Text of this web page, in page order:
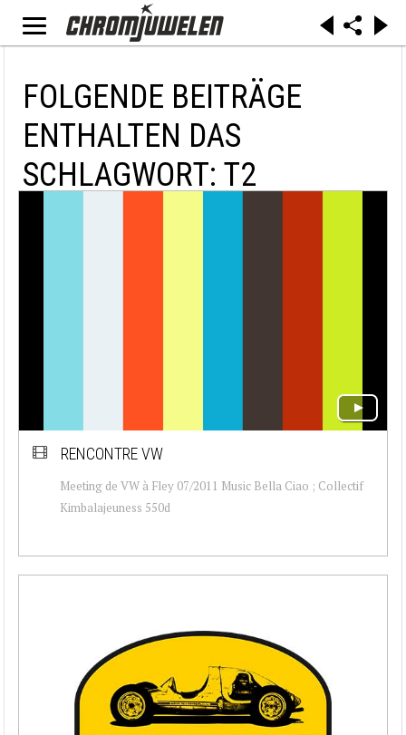
FOLGENDE BEITRÄGE
ENTHALTEN DAS
SCHLAGWORT: T2
RENCONTRE VW
Meeting de VW à Fley 07/2011 Music Bella Ciao ; Collectif
Kimbalajeuness 550d